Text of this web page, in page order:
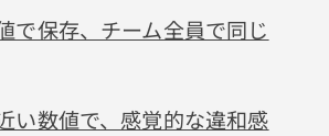
で保存、チーム全員で同じ
い数値で、感覚的な違和感